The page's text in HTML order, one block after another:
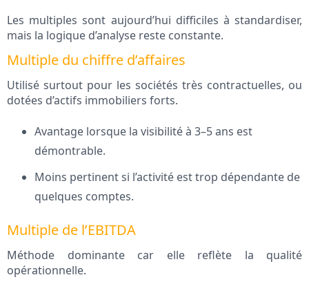
Les multiples sont aujourd’hui difficiles à standardiser,
mais la logique d’analyse reste constante.
Multiple du chiffre d’affaires
Utilisé surtout pour les sociétés très contractuelles, ou
dotées d’actifs immobiliers forts.
Avantage lorsque la visibilité à 3–5 ans est
démontrable.
Moins pertinent si l’activité est trop dépendante de
quelques comptes.
Multiple de l’EBITDA
Méthode dominante car elle reflète la qualité
opérationnelle.